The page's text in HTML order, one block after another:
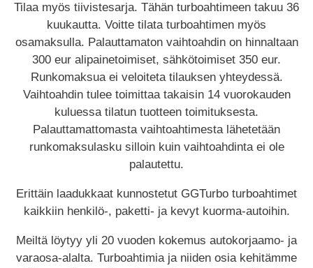
Tilaa myös tiivistesarja. Tähän turboahtimeen takuu 36
kuukautta. Voitte tilata turboahtimen myös
osamaksulla. Palauttamaton vaihtoahdin on hinnaltaan
300 eur alipainetoimiset, sähkötoimiset 350 eur.
Runkomaksua ei veloiteta tilauksen yhteydessä.
Vaihtoahdin tulee toimittaa takaisin 14 vuorokauden
kuluessa tilatun tuotteen toimituksesta.
Palauttamattomasta vaihtoahtimesta lähetetään
runkomaksulasku silloin kuin vaihtoahdinta ei ole
palautettu.
Erittäin laadukkaat kunnostetut GGTurbo turboahtimet
kaikkiin henkilö-, paketti- ja kevyt kuorma-autoihin.
Meiltä löytyy yli 20 vuoden kokemus autokorjaamo- ja
varaosa-alalta. Turboahtimia ja niiden osia kehitämme